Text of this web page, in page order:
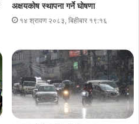
अक्षयकोष स्थापना गर्ने घोषणा
१४ श्रावण २०८३, बिहीबार १९:१६